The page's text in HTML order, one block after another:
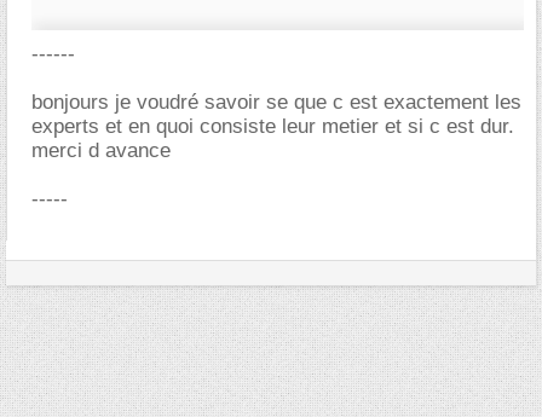
------
bonjours je voudré savoir se que c est exactement les
experts et en quoi consiste leur metier et si c est dur.
merci d avance
-----